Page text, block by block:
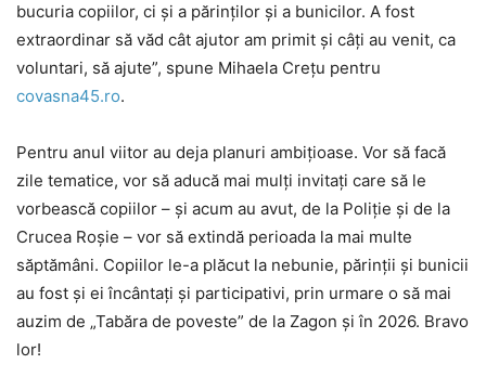
bucuria copiilor, ci și a părinților și a bunicilor. A fost
extraordinar să văd cât ajutor am primit și câți au venit, ca
voluntari, să ajute”, spune Mihaela Crețu pentru
covasna45.ro.
Pentru anul viitor au deja planuri ambițioase. Vor să facă
zile tematice, vor să aducă mai mulți invitați care să le
vorbească copiilor – și acum au avut, de la Poliție și de la
Crucea Roșie – vor să extindă perioada la mai multe
săptămâni. Copiilor le-a plăcut la nebunie, părinții și bunicii
au fost și ei încântați și participativi, prin urmare o să mai
auzim de „Tabăra de poveste” de la Zagon și în 2026. Bravo
lor!